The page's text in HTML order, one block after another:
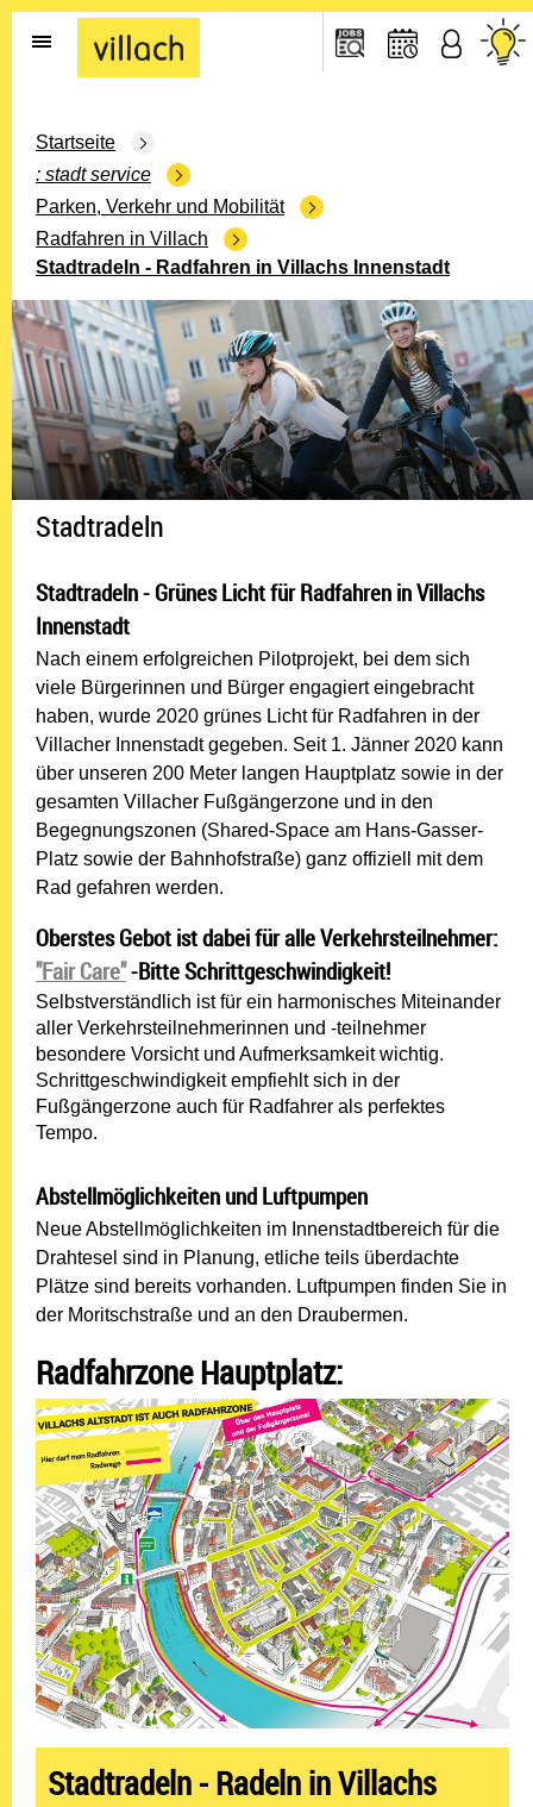
Gehe zur Startseite
Startseite
stadt service
Parken, Verkehr und Mobilität
Radfahren in Villach
Stadtradeln - Radfahren in Villachs Innenstadt
Stadtradeln
Stadtradeln - Grünes Licht für Radfahren in Villachs
Innenstadt
Nach einem erfolgreichen Pilotprojekt, bei dem sich
viele Bürgerinnen und Bürger engagiert eingebracht
haben, wurde 2020 grünes Licht für Radfahren in der
Villacher Innenstadt gegeben. Seit 1. Jänner 2020 kann
über unseren 200 Meter langen Hauptplatz sowie in der
gesamten Villacher Fußgängerzone und in den
Begegnungszonen (Shared-Space am Hans-Gasser-
Platz sowie der Bahnhofstraße) ganz offiziell mit dem
Rad gefahren werden.
Oberstes Gebot ist dabei für alle Verkehrsteilnehmer:
"Fair Care"-Bitte Schrittgeschwindigkeit!
Selbstverständlich ist für ein harmonisches Miteinander
aller Verkehrsteilnehmerinnen und -teilnehmer
besondere Vorsicht und Aufmerksamkeit wichtig.
Schrittgeschwindigkeit empfiehlt sich in der
Fußgängerzone auch für Radfahrer als perfektes
Tempo.
Abstellmöglichkeiten und Luftpumpen
Neue Abstellmöglichkeiten im Innenstadtbereich für die
Drahtesel sind in Planung, etliche teils überdachte
Plätze sind bereits vorhanden. Luftpumpen finden Sie in
der Moritschstraße und an den Draubermen.
Radfahrzone Hauptplatz:
Stadtradeln - Radeln in Villachs